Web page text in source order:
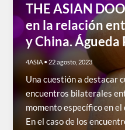
THE ASIAN
en la relación
y China. Águeda
4ASIA • 22 agosto, 2023
Una cuestión a destacar
encuentros bilaterales
momento específico en
En el caso de los